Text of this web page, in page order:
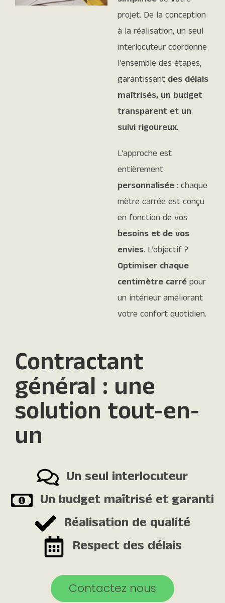
projet. De la conception
à la réalisation, un seul
interlocuteur coordonne
l’ensemble des étapes,
garantissant des délais
maîtrisés, un budget
transparent et un
suivi rigoureux.
L’approche est
entièrement
personnalisée : chaque
mètre carrée est conçu
en fonction de vos
besoins et de vos
envies. L’objectif ?
Optimiser chaque
centimètre carré pour
un intérieur améliorant
votre confort quotidien.
Contractant
général : une
solution tout-en-
un
Un seul interlocuteur
Un budget maîtrisé et garanti
Réalisation de qualité
Respect des délais
Contactez nous